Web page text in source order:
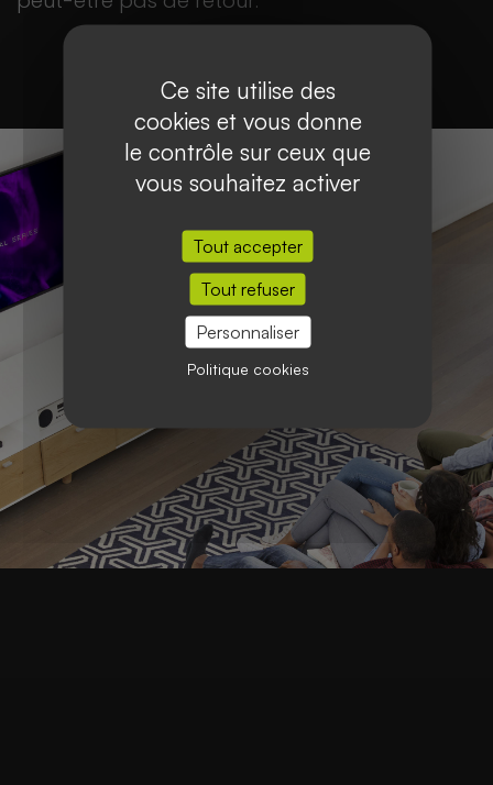
Ce site utilise des
cookies et vous donne
le contrôle sur ceux que
vous souhaitez activer
Tout accepter
Tout refuser
Personnaliser
Politique cookies